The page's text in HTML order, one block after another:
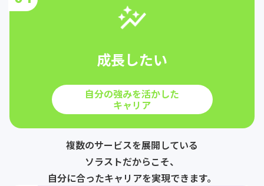
成長したい
自分の強みを活かした
キャリア
複数のサービスを展開している
ソラストだからこそ、
自分に合ったキャリアを実現できます。